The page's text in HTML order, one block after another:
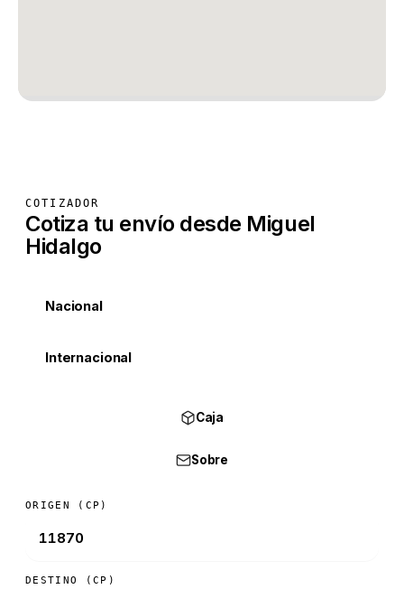
COTIZADOR
Cotiza tu envío desde Miguel
Hidalgo
Nacional
Internacional
Caja
Sobre
ORIGEN (CP)
DESTINO (CP)